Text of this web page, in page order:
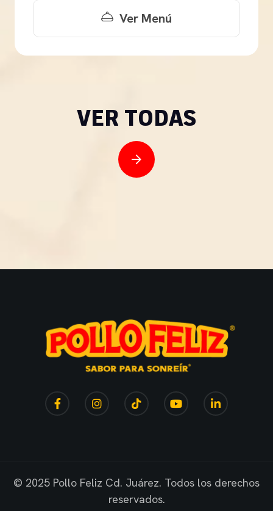
Ver Menú
VER TODAS
© 2025 Pollo Feliz Cd. Juárez. Todos los derechos
reservados.